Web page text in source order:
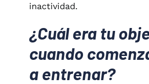
inactividad.
¿Cuál era tu
cuando
a entrenar?